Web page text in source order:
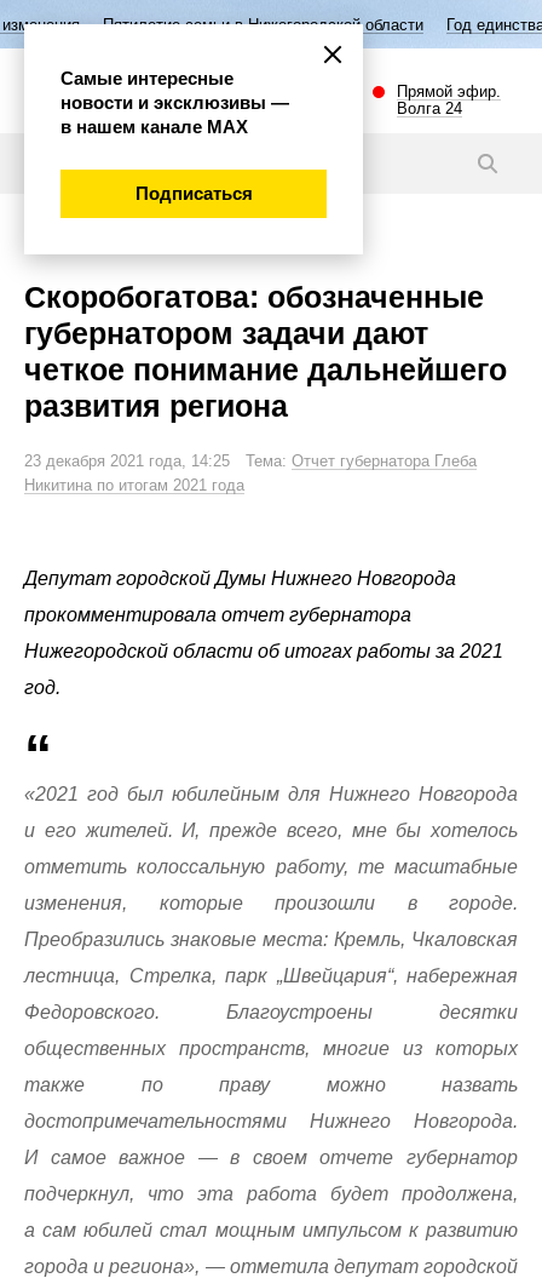
семьи в Нижегородской области Год единства народов России
Прямой эфир.
Волга 24
Скоробогатова: обозначенные
губернатором задачи дают
четкое понимание дальнейшего
развития региона
23 декабря 2021 года, 14:25 Тема: Отчет губернатора Глеба
Никитина по итогам 2021 года
Депутат городской Думы Нижнего Новгорода
прокомментировала отчет губернатора
Нижегородской области об итогах работы за 2021
год.
«2021 год был юбилейным для Нижнего Новгорода
и его жителей. И, прежде всего, мне бы хотелось
отметить колоссальную работу, те масштабные
изменения, которые произошли в городе.
Преобразились знаковые места: Кремль, Чкаловская
лестница, Стрелка, парк „Швейцария“, набережная
Федоровского. Благоустроены десятки
общественных пространств, многие из которых
также по праву можно назвать
достопримечательностями Нижнего Новгорода.
И самое важное — в своем отчете губернатор
подчеркнул, что эта работа будет продолжена,
а сам юбилей стал мощным импульсом к развитию
города и региона», — отметила депутат городской
Самые интересные
новости и эксклюзивы —
в нашем канале МАХ
Подписаться